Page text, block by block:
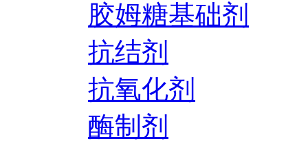
胶姆糖基础剂
抗结剂
抗氧化剂
酶制剂